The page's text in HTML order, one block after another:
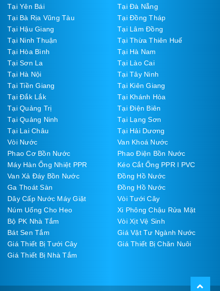
Tại Yên Bái
Tại Đà Nẵng
Tại Bà Rịa Vũng Tàu
Tại Đồng Tháp
Tại Hậu Giang
Tại Lâm Đồng
Tại Ninh Thuận
Tại Thừa Thiên Huế
Tại Hòa Bình
Tại Hà Nam
Tại Sơn La
Tại Lào Cai
Tại Hà Nội
Tại Tây Ninh
Tại Tiền Giang
Tại Kiên Giang
Tại Đắk Lắk
Tại Khánh Hòa
Tại Quảng Trị
Tại Điện Biên
Tại Quảng Ninh
Tại Lạng Sơn
Tại Lai Châu
Tại Hải Dương
Vòi Nước
Van Khoá Nước
Phao Cơ Bồn Nước
Phao Điện Bồn Nước
Máy Hàn Ống Nhiệt PPR
Kéo Cắt Ống PPR l PVC
Van Xả Đáy Bồn Nước
Đồng Hồ Nước
Ga Thoát Sàn
Đồng Hồ Nước
Dây Cấp Nước Máy Giặt
Vòi Tưới Cây
Núm Uống Cho Heo
Xi Phông Chậu Rửa Mặt
Bộ PK Nhà Tắm
Vòi Xịt Vệ Sinh
Bát Sen Tắm
Giá Vật Tư Ngành Nước
Giá Thiết Bị Tưới Cây
Giá Thiết Bị Chăn Nuôi
Giá Thiết Bị Nhà Tắm